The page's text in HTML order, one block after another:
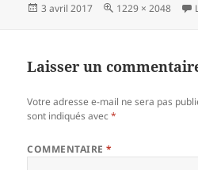
Publié
3 avril 2017
Taille
1229 × 2048
Laisser un
Votre adresse e-mail ne sera pas
sont indiqués avec*
COMMENTAIRE*